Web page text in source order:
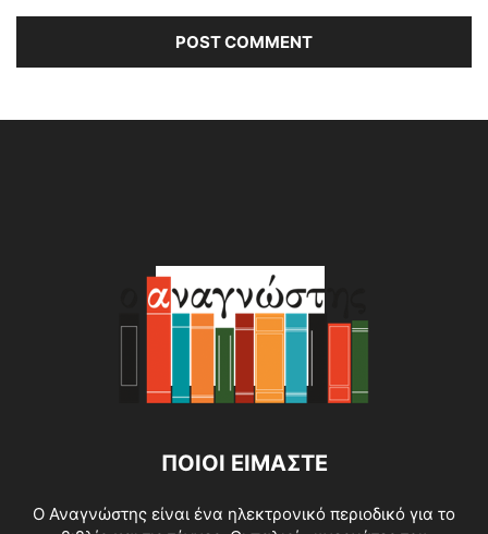
ΠΟΙΟΙ ΕΙΜΑΣΤΕ
O Αναγνώστης είναι ένα ηλεκτρονικό περιοδικό για το